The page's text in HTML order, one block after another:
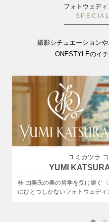
フォトウェデ
撮影シチュエーション
ONESTYLEのイ
ユミカツラ
YUMI
桂 由美氏の美の哲学を受け継ぐ
にひとつしかないフォトウェディ